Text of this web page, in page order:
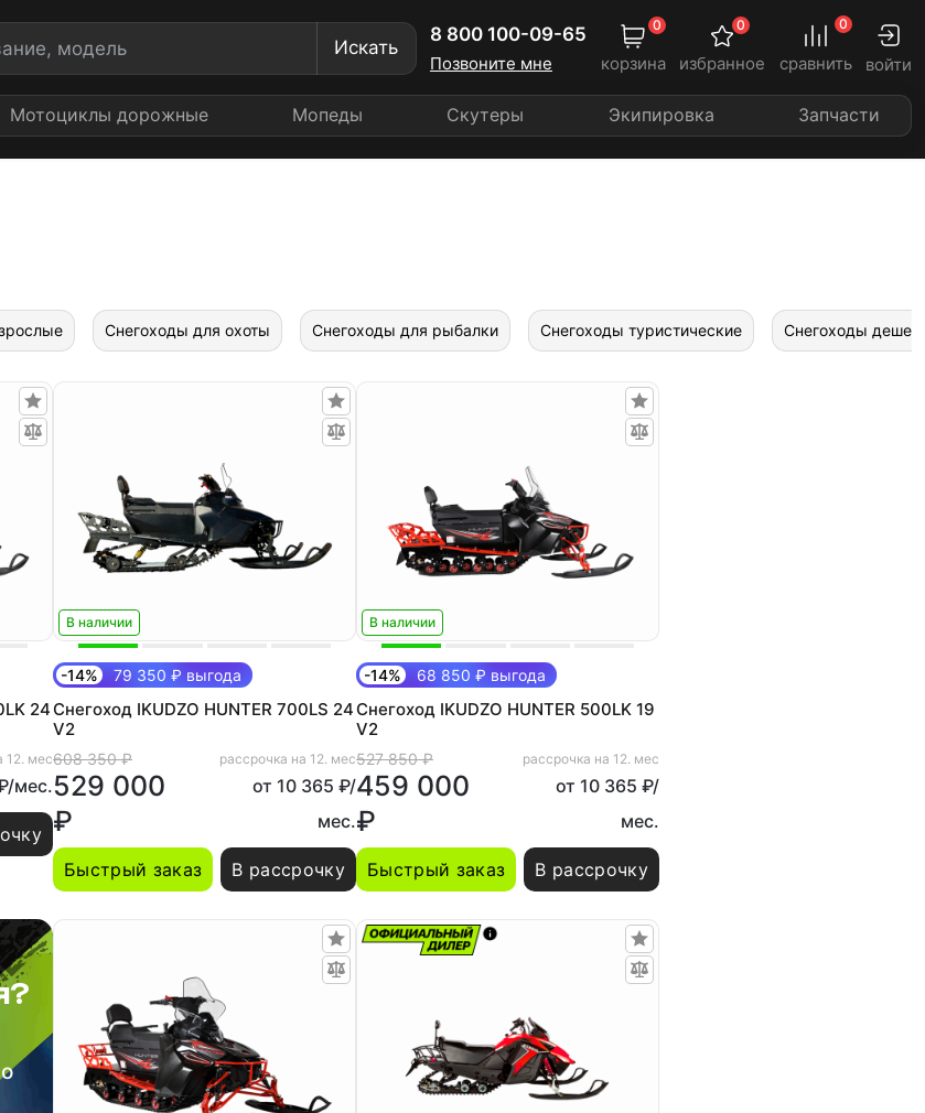
Искать
8 800 100-09-65
Позвоните мне корзина
0
избранное
0
сравнить
0
войти
Мотоциклы дорожные Мопеды Скутеры Экипировка Запчасти
Снегоходы для охоты Снегоходы для рыбалки Снегоходы туристические Снегоходы
24
12. мес
мес.
В наличии
-14% 79 350 ₽ выгода
Снегоход IKUDZO HUNTER 700LS 24
V2
608 350 ₽
529 000
₽
рассрочка на 12. мес
от 10 365 ₽/
мес.
Быстрый заказ В рассрочку
В наличии
-14% 68 850 ₽ выгода
Снегоход IKUDZO HUNTER 500LK 19
V2
527 850 ₽
459 000
₽
рассрочка на 12. мес
от 10 365 ₽/
мес.
Быстрый заказ В рассрочку